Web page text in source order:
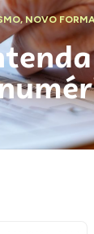
,NOVO